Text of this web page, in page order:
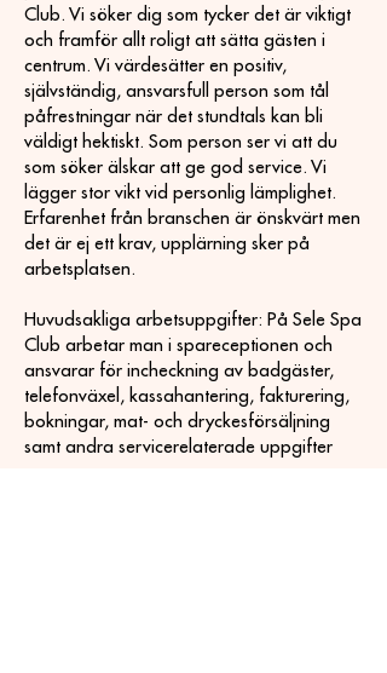
Club. Vi söker dig som tycker det är viktigt
och framför allt roligt att sätta gästen i
centrum. Vi värdesätter en positiv,
självständig, ansvarsfull person som tål
påfrestningar när det stundtals kan bli
väldigt hektiskt. Som person ser vi att du
som söker älskar att ge god service. Vi
lägger stor vikt vid personlig lämplighet.
Erfarenhet från branschen är önskvärt men
det är ej ett krav, upplärning sker på
arbetsplatsen.
Huvudsakliga arbetsuppgifter: På Sele Spa
Club arbetar man i spareceptionen och
ansvarar för incheckning av badgäster,
telefonväxel, kassahantering, fakturering,
bokningar, mat- och dryckesförsäljning
samt andra servicerelaterade uppgifter